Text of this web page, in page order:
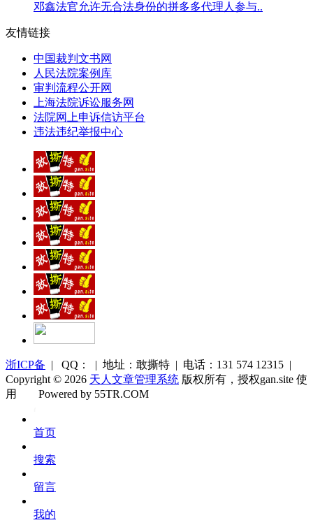
邓鑫法官允许无合法身份的拼多多代理人参与..
友情链接
中国裁判文书网
人民法院案例库
审判流程公开网
上海法院诉讼服务网
法院网上申诉信访平台
违法违纪举报中心
浙ICP备 | QQ： | 地址：敢撕特 | 电话：131 574 12315 |
Copyright © 2026 天人文章管理系统 版权所有，授权gan.site 使
用
库
Powered by 55TR.COM
首页
搜索
留言
我的